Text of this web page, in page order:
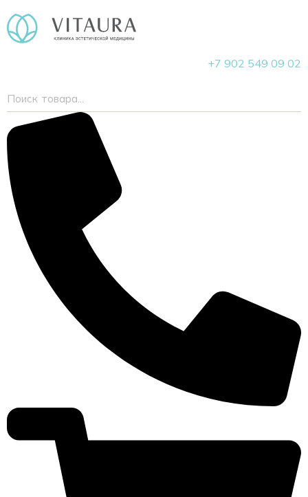
+7 902 549 09 02